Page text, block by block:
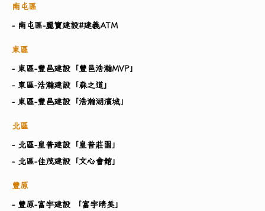
南屯區
- 南屯區-麗寶建設#建義ATM
東區
- 東區-豐邑建設「豐邑浩瀚MVP」
- 東區-浩瀚建設「森之道」
- 東區-豐邑建設「浩瀚湖濱城」
北區
- 北區-皇普建設「皇普莊園」
- 北區-佳茂建設「文心會館」
豐原
- 豐原-富宇建設 「富宇晴美」